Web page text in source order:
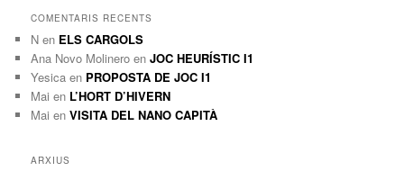
COMENTARIS RECENTS
N en ELS CARGOLS
Ana Novo Molinero enJOC HEURÍSTIC I1
Yesica en PROPOSTA DE JOC I1
Mai en L’HORT D’HIVERN
Mai enVISITA DEL NANO CAPITÀ
ARXIUS